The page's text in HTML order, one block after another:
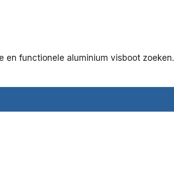
en functionele aluminium visboot zoeken.